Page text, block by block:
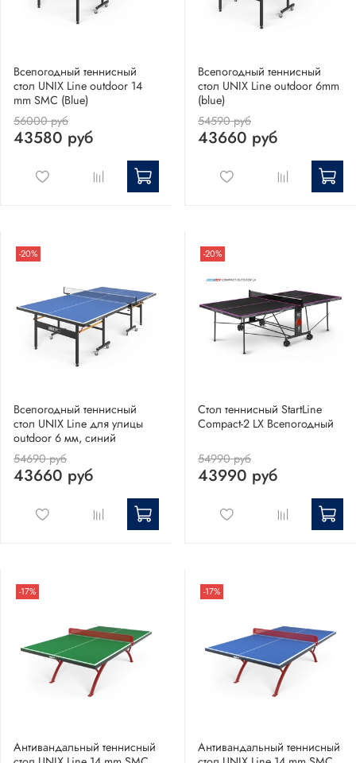
Всепогодный теннисный
стол UNIX Line outdoor 14
mm SMC (Blue)
56000 руб
43580 руб
Всепогодный теннисный
стол UNIX Line outdoor 6mm
(blue)
54590 руб
43660 руб
-20%
Всепогодный теннисный
стол UNIX Line для улицы
outdoor 6 мм, синий
54690 руб
43660 руб
-20%
Стол теннисный StartLine
Compact-2 LX Всепогодный
54990 руб
43990 руб
-17%
Антивандальный теннисный
-17%
Антивандальный теннисный